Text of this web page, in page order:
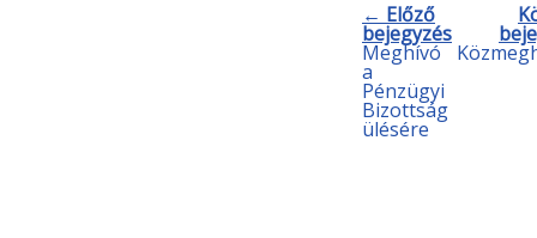
← Előző
bejegyzés
Meghívó
a
Pénzügyi
Bizottság
ülésére